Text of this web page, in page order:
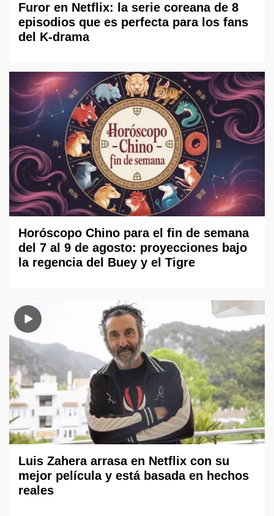
Furor en Netflix: la serie coreana de 8
episodios que es perfecta para los fans
del K-drama
Horóscopo Chino para el fin de semana
del 7 al 9 de agosto: proyecciones bajo
la regencia del Buey y el Tigre
Luis Zahera arrasa en Netflix con su
mejor película y está basada en hechos
reales